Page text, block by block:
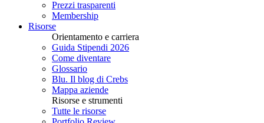
Prezzi trasparenti
Membership
Risorse
Orientamento e carriera
Guida Stipendi 2026
Come diventare
Glossario
Blu. Il blog di Crebs
Mappa aziende
Risorse e strumenti
Tutte le risorse